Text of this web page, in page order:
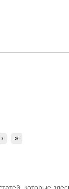
› »
которые